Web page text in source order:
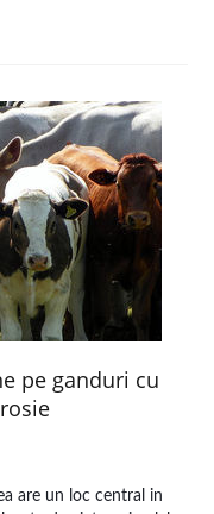
pe ganduri cu
are un loc central in